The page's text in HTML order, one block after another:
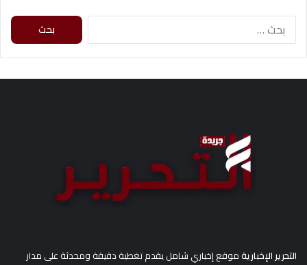
ث
التحرير الإخباريةموقع إخباري شامل يقدم تغطية دقيقة ومحدثة على مدار